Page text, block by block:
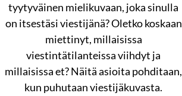
tyytyväinen mielikuvaan, joka sinulla
on itsestäsi viestijänä? Oletko koskaan
miettinyt, millaisissa
viestintätilanteissa viihdyt ja
millaisissa et? Näitä asioita pohditaan,
kun puhutaan viestijäkuvasta.